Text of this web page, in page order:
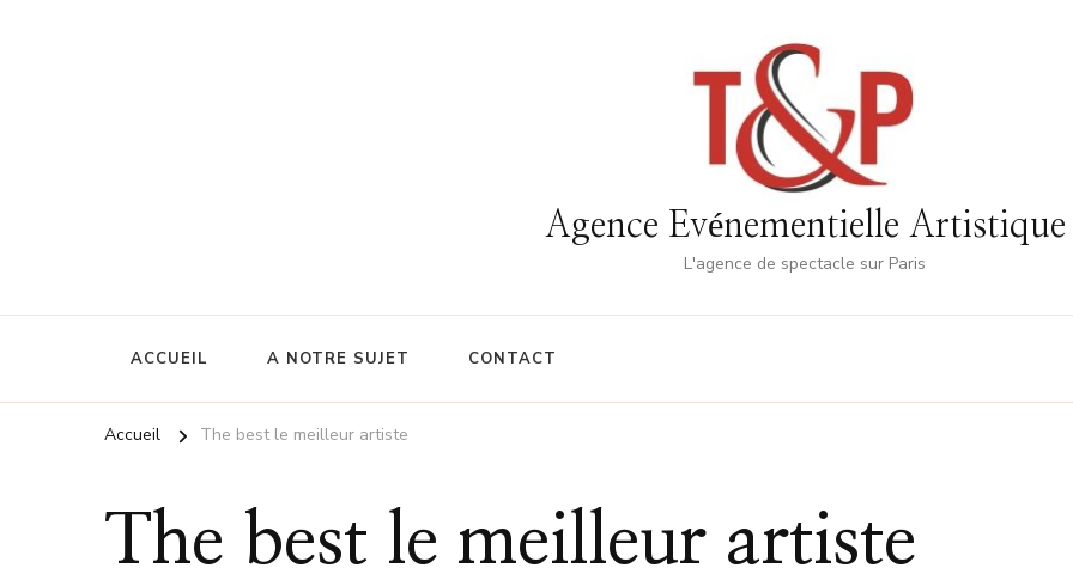
Agence Evénementielle Artistique
L'agence de spectacle sur Paris
ACCUEIL A NOTRE SUJET CONTACT
Accueil The best le meilleur artiste
The best le meilleur artiste